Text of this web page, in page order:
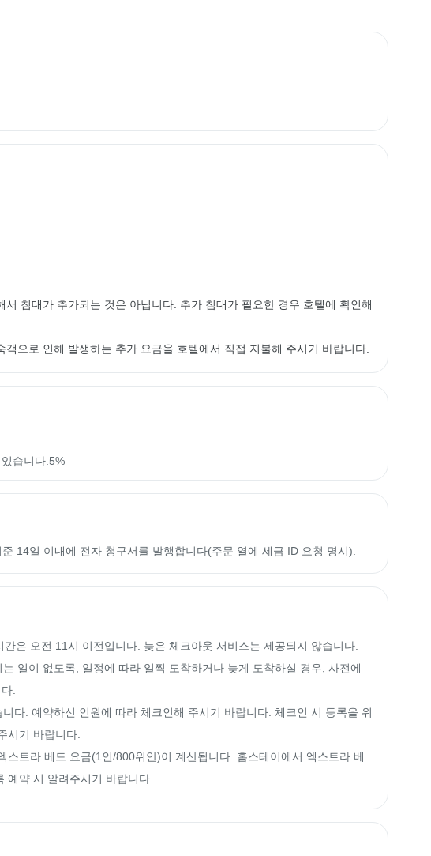
침대가 추가되는 것은 아닙니다. 추가 침대가 필요한 경우 호텔에 확인해
으로 인해 발생하는 추가 요금을 호텔에서 직접 지불해 주시기 바랍니다.
습니다.5%
14일 이내에 전자 청구서를 발행합니다(주문 열에 세금 ID 요청 명시).
은 오전 11시 이전입니다. 늦은 체크아웃 서비스는 제공되지 않습니다.
일이 없도록, 일정에 따라 일찍 도착하거나 늦게 도착하실 경우, 사전에
.
다. 예약하신 인원에 따라 체크인해 주시기 바랍니다. 체크인 시 등록을 위
시기 바랍니다.
트라 베드 요금(1인/800위안)이 계산됩니다. 홈스테이에서 엑스트라 베
예약 시 알려주시기 바랍니다.